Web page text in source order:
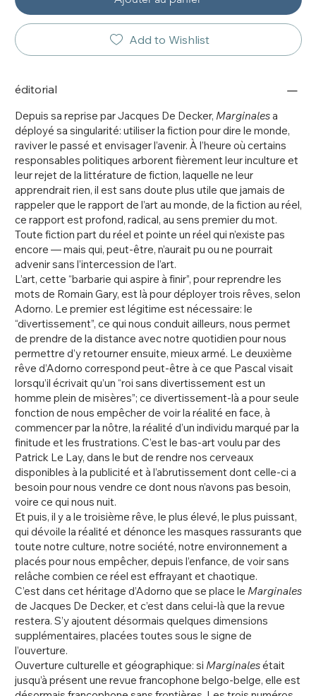
Add to Wishlist
éditorial
Depuis sa reprise par Jacques De Decker, Marginalesa
déployé sa singularité: utiliser la fiction pour dire le monde,
raviver le passé et envisager l’avenir. À l’heure où certains
responsables politiques arborent fièrement leur inculture et
leur rejet de la littérature de fiction, laquelle ne leur
apprendrait rien, il est sans doute plus utile que jamais de
rappeler que le rapport de l’art au monde, de la fiction au réel,
ce rapport est profond, radical, au sens premier du mot.
Toute fiction part du réel et pointe un réel qui n’existe pas
encore — mais qui, peut-être, n’aurait pu ou ne pourrait
advenir sans l’intercession de l’art.
L’art, cette “barbarie qui aspire à finir”, pour reprendre les
mots de Romain Gary, est là pour déployer trois rêves, selon
Adorno. Le premier est légitime est nécessaire: le
“divertissement”, ce qui nous conduit ailleurs, nous permet
de prendre de la distance avec notre quotidien pour nous
permettre d’y retourner ensuite, mieux armé. Le deuxième
rêve d’Adorno correspond peut-être à ce que Pascal visait
lorsqu’il écrivait qu’un “roi sans divertissement est un
homme plein de misères”; ce divertissement-là a pour seule
fonction de nous empêcher de voir la réalité en face, à
commencer par la nôtre, la réalité d’un individu marqué par la
finitude et les frustrations. C’est le bas-art voulu par des
Patrick Le Lay, dans le but de rendre nos cerveaux
disponibles à la publicité et à l’abrutissement dont celle-ci a
besoin pour nous vendre ce dont nous n’avons pas besoin,
voire ce qui nous nuit.
Et puis, il y a le troisième rêve, le plus élevé, le plus puissant,
qui dévoile la réalité et dénonce les masques rassurants que
toute notre culture, notre société, notre environnement a
placés pour nous empêcher, depuis l’enfance, de voir sans
relâche combien ce réel est effrayant et chaotique.
C’est dans cet héritage d’Adorno que se place le Marginales
de Jacques De Decker, et c’est dans celui-là que la revue
restera. S’y ajoutent désormais quelques dimensions
supplémentaires, placées toutes sous le signe de
l’ouverture.
Ouverture culturelle et géographique: si Marginalesétait
jusqu’à présent une revue francophone belgo-belge, elle est